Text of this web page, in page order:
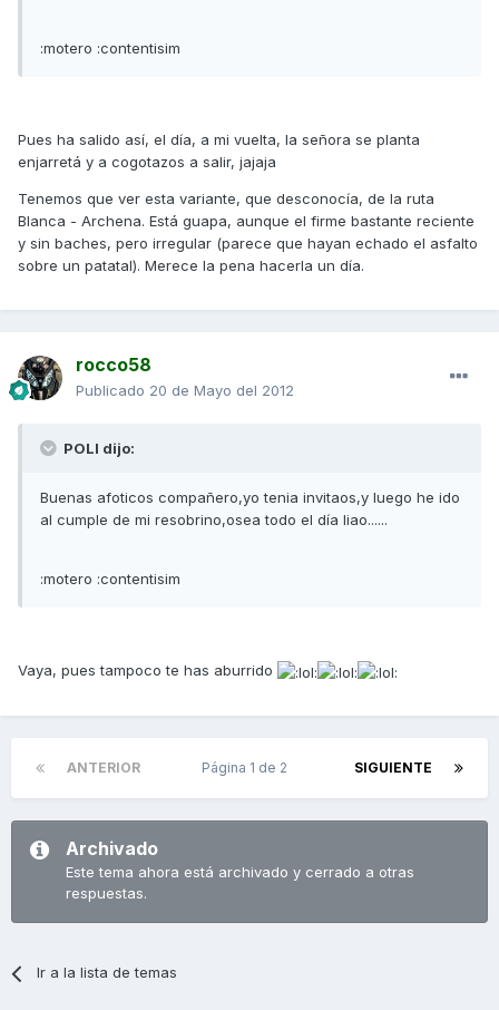
:motero :contentisim
Pues ha salido así, el día, a mi vuelta, la señora se planta
enjarretá y a cogotazos a salir, jajaja
Tenemos que ver esta variante, que desconocía, de la ruta
Blanca - Archena. Está guapa, aunque el firme bastante reciente
y sin baches, pero irregular (parece que hayan echado el asfalto
sobre un patatal). Merece la pena hacerla un día.
rocco58
Publicado 20 de Mayo del 2012
POLI dijo:
Buenas afoticos compañero,yo tenia invitaos,y luego he ido
al cumple de mi resobrino,osea todo el día liao......
:motero :contentisim
Vaya, pues tampoco te has aburrido
ANTERIOR SIGUIENTE
Página 1 de 2
Archivado
Este tema ahora está archivado y cerrado a otras
respuestas.
Ir a la lista de temas